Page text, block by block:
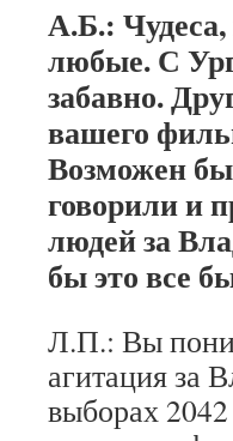
А.Б.:
любые. С
забавно.
вашего
Возможен
говорили и
людей за
бы это все
Л.П.: Вы
агитация за
выборах